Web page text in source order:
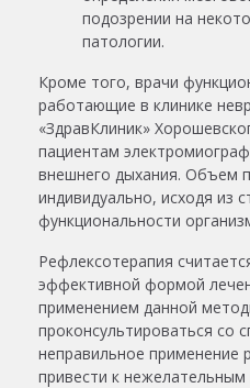
подозрении на
патологии.
Кроме того, врачи
работающие в клинике
«ЗдравКлиник»
пациентам
внешнего дыхания. Объем
индивидуально, исходя из
функциональности
Рефлексотерапия
эффективной формой
применением данной
проконсультироваться со
неправильное применение
привести к нежелательным